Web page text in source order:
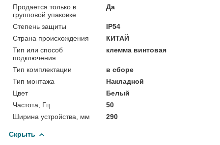
Продается только в
групповой упаковке
Да
Степень защиты
IP54
Страна происхождения
КИТАЙ
Тип или способ
подключения
клемма винтовая
Тип комплектации
в сборе
Тип монтажа
Накладной
Цвет
Белый
Частота, Гц
50
Ширина устройства, мм
290
Скрыть